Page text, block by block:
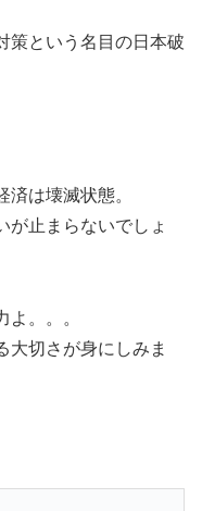
策という名目の日本破
は壊滅状態。
が止まらないでしょ
。。。
大切さが身にしみま